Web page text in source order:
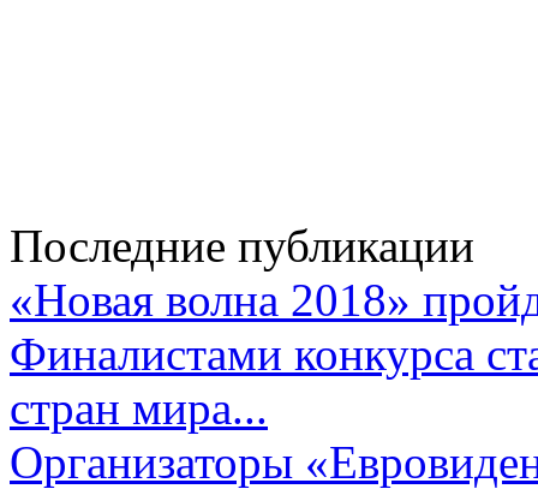
Последние публикации
«Новая волна 2018»
Финалистами конкурса
стран мира...
Организаторы